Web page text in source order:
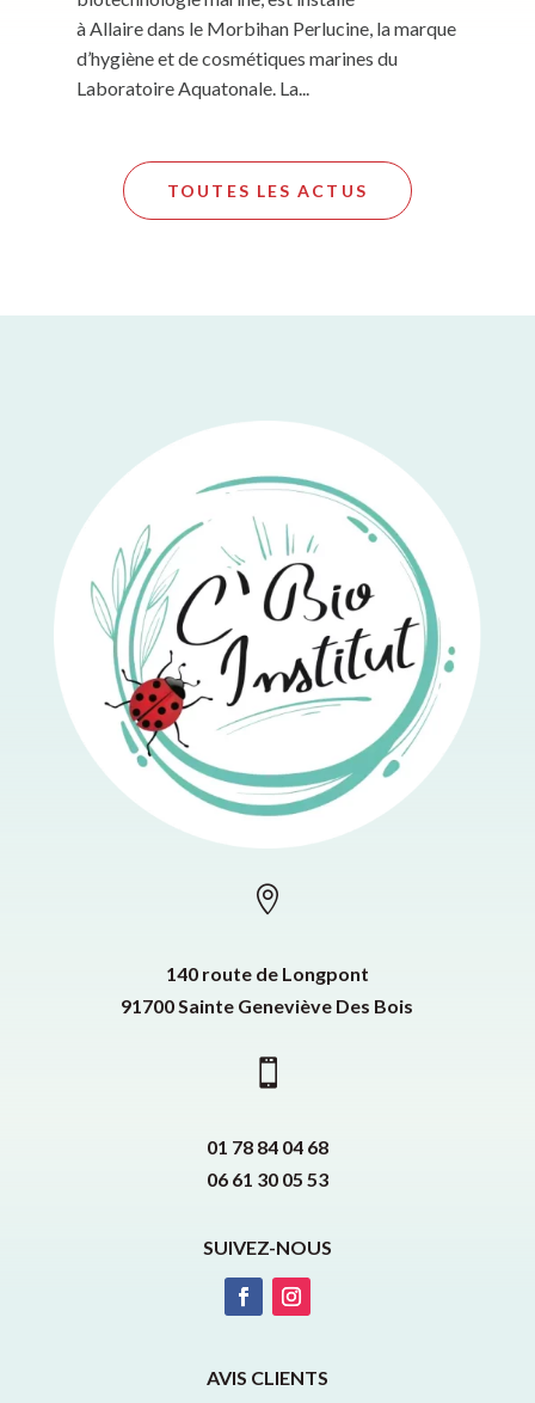
à Allaire dans le Morbihan Perlucine, la marque
d’hygiène et de cosmétiques marines du
Laboratoire Aquatonale. La...
TOUTES LES ACTUS

140 route de Longpont
91700 Sainte Geneviève Des Bois

01 78 84 04 68
06 61 30 05 53
SUIVEZ-NOUS
AVIS CLIENTS